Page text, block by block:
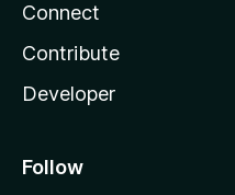
Connect
Contribute
Developer
Follow